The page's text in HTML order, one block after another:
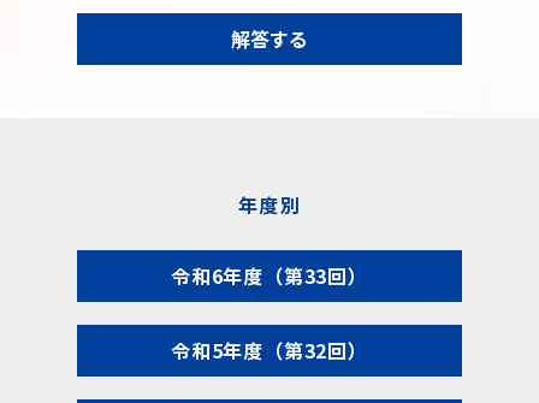
解答する
年度別
令和6年度（第33回）
令和5年度（第32回）